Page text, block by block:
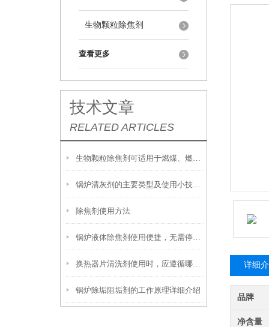
生物颗粒除焦剂
查看更多
技术文章
RELATED ARTICLES
生物颗粒除焦剂可适用于燃煤、燃油及生物质混燃锅炉的定期除焦
锅炉清灰剂的主要类型及使用小技巧分享
除焦剂使用方法
锅炉液体除焦剂使用便捷，无需停炉即可在线投加
换热器片清洗剂使用时，应遵循哪些步骤？
锅炉除垢阻垢剂的工作原理详细介绍
详细
品牌
净含量